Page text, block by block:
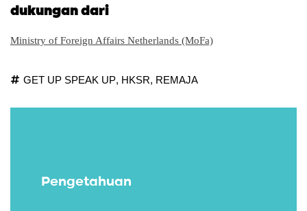
dukungan dari
Ministry of Foreign Affairs Netherlands (MoFa)
GET UP SPEAK UP, HKSR, REMAJA
Pengetahuan